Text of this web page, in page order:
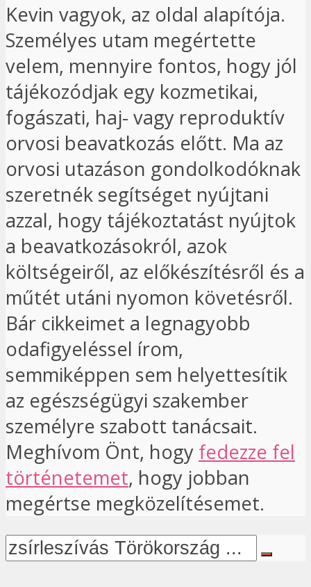
Kevin vagyok, az oldal alapítója.
Személyes utam megértette
velem, mennyire fontos, hogy jól
tájékozódjak egy kozmetikai,
fogászati, haj- vagy reproduktív
orvosi beavatkozás előtt. Ma az
orvosi utazáson gondolkodóknak
szeretnék segítséget nyújtani
azzal, hogy tájékoztatást nyújtok
a beavatkozásokról, azok
költségeiről, az előkészítésről és a
műtét utáni nyomon követésről.
Bár cikkeimet a legnagyobb
odafigyeléssel írom,
semmiképpen sem helyettesítik
az egészségügyi szakember
személyre szabott tanácsait.
Meghívom Önt, hogy fedezze fel
történetemet, hogy jobban
megértse megközelítésemet.